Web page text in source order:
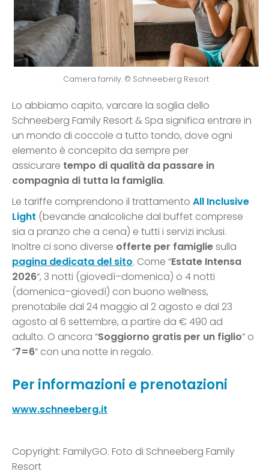
Camera family. © Schneeberg Resort
Lo abbiamo capito, varcare la soglia dello
Schneeberg Family Resort & Spa significa entrare in
un mondo di coccole a tutto tondo, dove ogni
elemento è concepito da sempre per
assicurare tempo di qualità da passare in
compagnia di tutta la famiglia.
Le tariffe comprendono il trattamento All Inclusive
Light (bevande analcoliche dal buffet comprese
sia a pranzo che a cena) e tutti i servizi inclusi.
Inoltre ci sono diverse offerte per famigliesulla
pagina dedicata del sito. Come “Estate Intensa
2026“, 3 notti (giovedì–domenica) o 4 notti
(domenica–giovedì) con buono wellness,
prenotabile dal 24 maggio al 2 agosto e dal 23
agosto al 6 settembre, a partire da € 490 ad
adulto. O ancora “Soggiorno gratis per un figlio” o
“7=6” con una notte in regalo.
Per informazioni e prenotazioni
www.schneeberg.it
Copyright: FamilyGO. Foto di Schneeberg Family
Resort